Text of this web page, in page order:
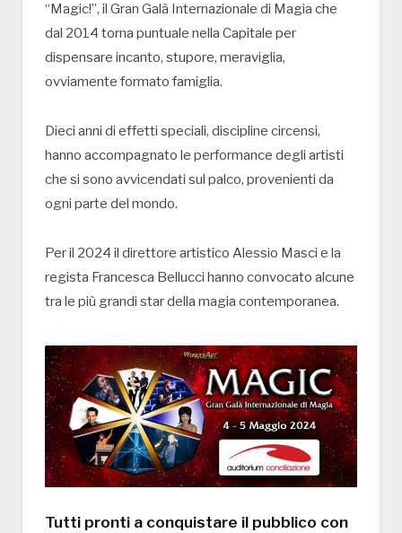
“Magic!”, il Gran Galà Internazionale di Magia che
dal 2014 torna puntuale nella Capitale per
dispensare incanto, stupore, meraviglia,
ovviamente formato famiglia.
Dieci anni di effetti speciali, discipline circensi,
hanno accompagnato le performance degli artisti
che si sono avvicendati sul palco, provenienti da
ogni parte del mondo.
Per il 2024 il direttore artistico Alessio Masci e la
regista Francesca Bellucci hanno convocato alcune
tra le più grandi star della magia contemporanea.
Tutti pronti a conquistare il pubblico con